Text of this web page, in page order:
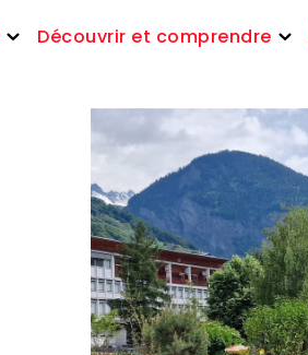
Découvrir et comprendre